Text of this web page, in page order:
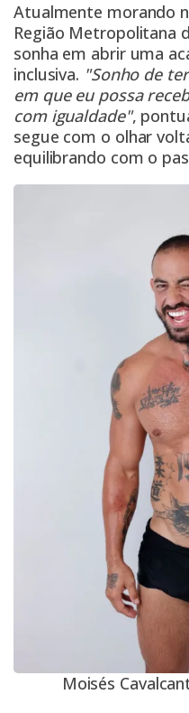
Atualmente morando
Região Metropolitana
sonha em abrir uma
inclusiva. "Sonho de
em que eu possa
com igualdade",
segue com o olhar
equilibrando com o
Moisés